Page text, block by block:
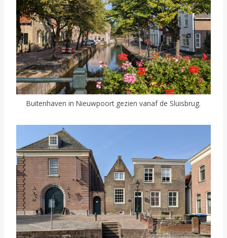
Buitenhaven in Nieuwpoort gezien vanaf de Sluisbrug.